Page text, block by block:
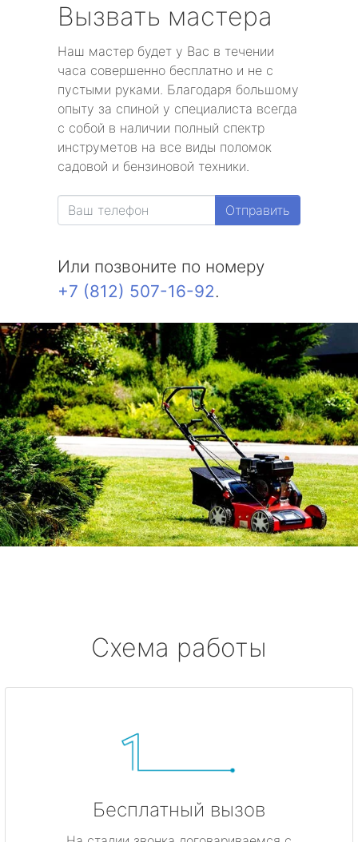
Вызвать мастера
Наш мастер будет у Вас в течении
часа совершенно бесплатно и не с
пустыми руками. Благодаря большому
опыту за спиной у специалиста всегда
с собой в наличии полный спектр
инструметов на все виды поломок
садовой и бензиновой техники.
Отправить
Или позвоните по номеру
+7 (812) 507-16-92.
Схема работы
Бесплатный вызов